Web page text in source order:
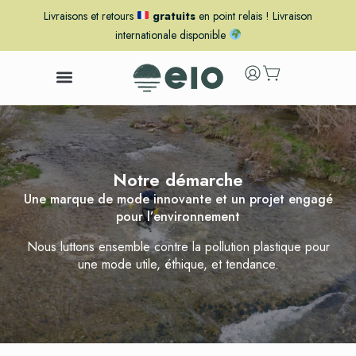
Livraisons et retours gratuitsen point relais ! Livraison
internationale disponible
Notre démarche
Une marque de mode innovante et un projet engagé
pour l’environnement
Nous luttons ensemble contre la pollution plastique pour
une mode utile, éthique, et tendance.